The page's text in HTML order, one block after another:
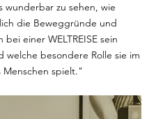
wunderbar zu sehen, wie
die Beweggründe und
bei einer WELTREISE sein
welche besondere Rolle sie im
Menschen spielt."